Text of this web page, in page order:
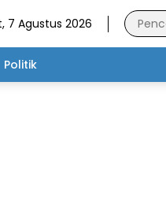
7 Agustus 2026
Politik